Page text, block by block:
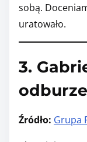
sobą.
uratowało.
3.
Źródło: Grupa